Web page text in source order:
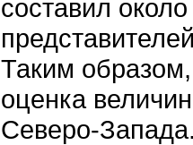
составил
Таким
оценка
Северо-